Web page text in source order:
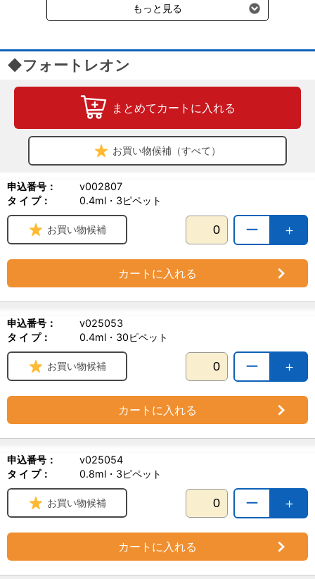
もっと見る
◆フォートレオン
まとめてカートに入れる
お買い物候補（すべて）
申込番号：
v002807
タ イ プ：
0.4ml・3ピペット
＋
ー
お買い物候補
カートに入れる
申込番号：
v025053
タ イ プ：
0.4ml・30ピペット
＋
ー
お買い物候補
カートに入れる
申込番号：
v025054
タ イ プ：
0.8ml・3ピペット
＋
ー
お買い物候補
カートに入れる